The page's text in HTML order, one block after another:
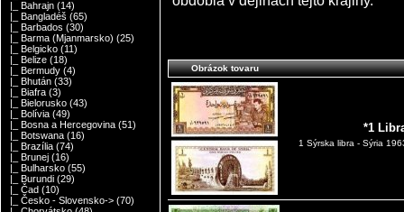
|_ Bahrajn (14)
|_ Bangladéš (65)
|_ Barbados (30)
|_ Barma (Mjanmarsko) (25)
|_ Belgicko (11)
|_ Belize (18)
|_ Bermudy (4)
|_ Bhután (33)
|_ Biafra (3)
|_ Bielorusko (43)
|_ Bolívia (49)
|_ Bosna a Hercegovina (51)
|_ Botswana (16)
|_ Brazília (74)
|_ Brunej (16)
|_ Bulharsko (55)
|_ Burundi (29)
|_ Čad (10)
|_ Česko - Slovensko-> (70)
Obrázok tovaru
*1
1 Sýrska libra - Sýria